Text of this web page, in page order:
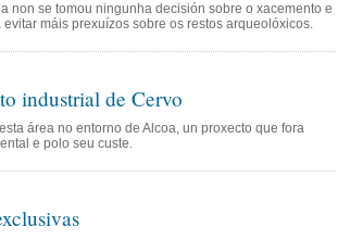
non se tomou ningunha decisión sobre o xacemento e
máis prexuízos sobre os restos arqueolóxicos.
industrial de Cervo
área no entorno de Alcoa, un proxecto que fora
e polo seu custe.